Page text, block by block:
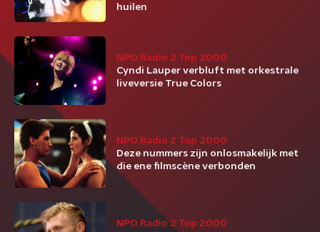
huilen
NPO Radio 2 Top 2000
Cyndi Lauper verbluft met orkestrale
liveversie True Colors
NPO Radio 2 Top 2000
Deze nummers zijn onlosmakelijk met
die ene filmscène verbonden
NPO Radio 2 Top 2000